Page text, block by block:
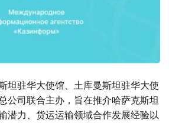
坦驻华大使馆、土库曼斯坦驻华大使
公司联合主办，旨在推介哈萨克斯坦
潜力、货运运输领域合作发展经验以